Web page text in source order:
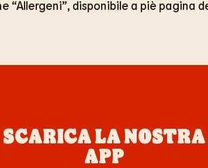
“Allergeni”, disponibile a piè pagina
SCARICA LA NOSTRA
APP